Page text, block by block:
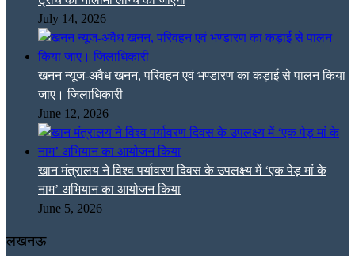
July 14, 2026
खनन न्यूज-अवैध खनन, परिवहन एवं भण्डारण का कड़ाई से पालन किया
जाए। जिलाधिकारी
June 12, 2026
खान मंत्रालय ने विश्व पर्यावरण दिवस के उपलक्ष्य में ‘एक पेड़ मां के
नाम’ अभियान का आयोजन किया
June 5, 2026
लखनऊ